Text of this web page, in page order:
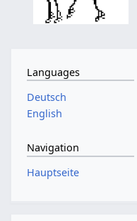
Languages
Deutsch
English
Navigation
Hauptseite